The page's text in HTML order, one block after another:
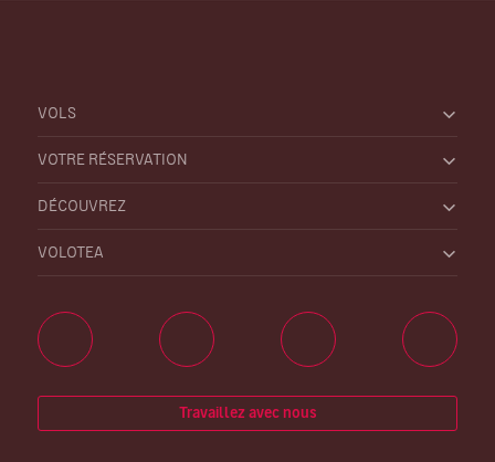
VOLS
VOTRE RÉSERVATION
DÉCOUVREZ
VOLOTEA
Travaillez avec nous